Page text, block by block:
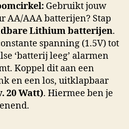
Gebruikt jouw
AA/AAA batterijen? Stap
Lithium batterijen.
spanning (1.5V) tot
‘batterij leeg’ alarmen
Koppel dit aan een
en een los, uitklapbaar
20 Watt). Hiermee ben je